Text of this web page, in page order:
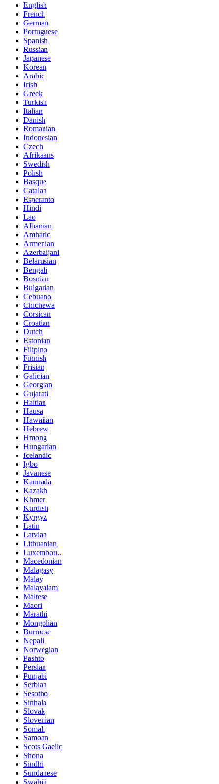
English
French
German
Portuguese
Spanish
Russian
Japanese
Korean
Arabic
Irish
Greek
Turkish
Italian
Danish
Romanian
Indonesian
Czech
Afrikaans
Swedish
Polish
Basque
Catalan
Esperanto
Hindi
Lao
Albanian
Amharic
Armenian
Azerbaijani
Belarusian
Bengali
Bosnian
Bulgarian
Cebuano
Chichewa
Corsican
Croatian
Dutch
Estonian
Filipino
Finnish
Frisian
Galician
Georgian
Gujarati
Haitian
Hausa
Hawaiian
Hebrew
Hmong
Hungarian
Icelandic
Igbo
Javanese
Kannada
Kazakh
Khmer
Kurdish
Kyrgyz
Latin
Latvian
Lithuanian
Luxembou..
Macedonian
Malagasy
Malay
Malayalam
Maltese
Maori
Marathi
Mongolian
Burmese
Nepali
Norwegian
Pashto
Persian
Punjabi
Serbian
Sesotho
Sinhala
Slovak
Slovenian
Somali
Samoan
Scots Gaelic
Shona
Sindhi
Sundanese
Swahili